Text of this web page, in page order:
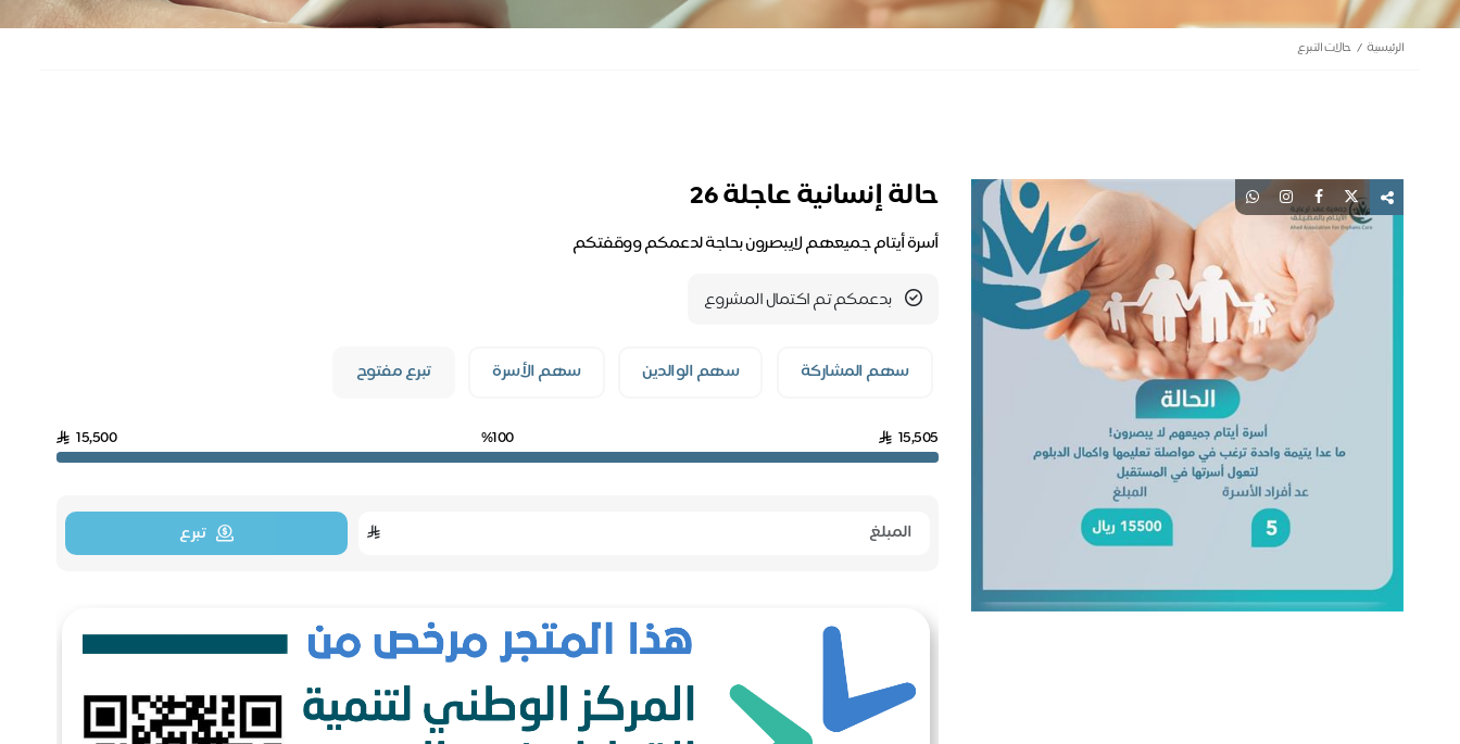
الرئيسية حالات التبرع
حالة إنسانية عاجلة 26
أسرة أيتام جميعهم لايبصرون بحاجة لدعمكم ووقفتكم
بدعمكم تم اكتمال المشروع
سهم المشاركة سهم الوالدين سهم الأسرة تبرع مفتوح
15,505
%100
15,500
تبرع